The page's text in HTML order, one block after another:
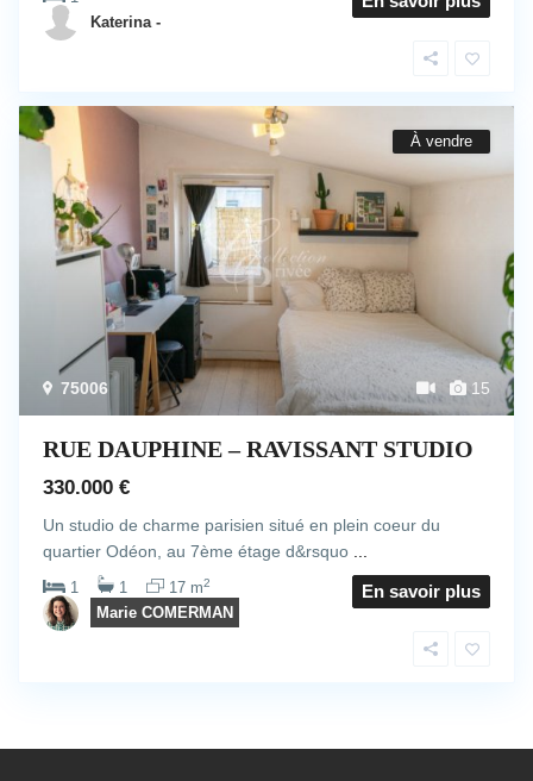
Katerina -
15
75006
À vendre
RUE DAUPHINE – RAVISSANT STUDIO
330.000 €
Un studio de charme parisien situé en plein coeur du
quartier Odéon, au 7ème étage d&rsquo
1 1 17 m2 En savoir plus
Marie COMERMAN